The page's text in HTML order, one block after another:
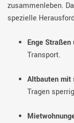
zusammenleben.
spezielle
Enge
Transport.
Altbauten mit
Tragen